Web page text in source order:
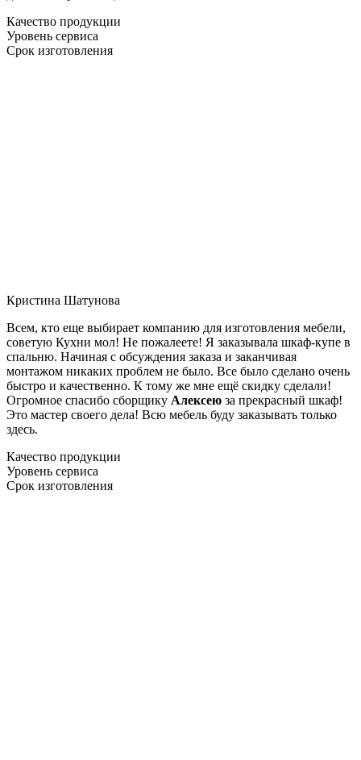
Качество продукции
Уровень сервиса
Срок изготовления
Кристина Шатунова
Всем, кто еще выбирает компанию для изготовления мебели,
советую Кухни мол! Не пожалеете! Я заказывала шкаф-купе в
спальню. Начиная с обсуждения заказа и заканчивая
монтажом никаких проблем не было. Все было сделано очень
быстро и качественно. К тому же мне ещё скидку сделали!
Огромное спасибо сборщику Алексею за прекрасный шкаф!
Это мастер своего дела! Всю мебель буду заказывать только
здесь.
Качество продукции
Уровень сервиса
Срок изготовления